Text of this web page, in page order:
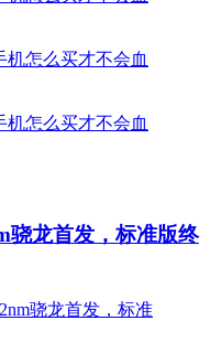
骁龙首发，标准版终